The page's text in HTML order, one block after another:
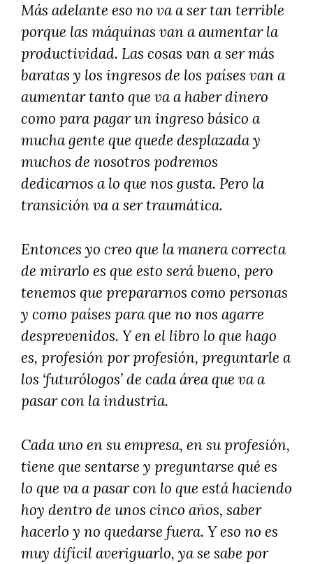
Más adelante eso no va a ser tan terrible
porque las máquinas van a aumentar la
productividad. Las cosas van a ser más
baratas y los ingresos de los países van a
aumentar tanto que va a haber dinero
como para pagar un ingreso básico a
mucha gente que quede desplazada y
muchos de nosotros podremos
dedicarnos a lo que nos gusta. Pero la
transición va a ser traumática.
Entonces yo creo que la manera correcta
de mirarlo es que esto será bueno, pero
tenemos que prepararnos como personas
y como países para que no nos agarre
desprevenidos. Y en el libro lo que hago
es, profesión por profesión, preguntarle a
los ‘futurólogos’ de cada área que va a
pasar con la industria.
Cada uno en su empresa, en su profesión,
tiene que sentarse y preguntarse qué es
lo que va a pasar con lo que está haciendo
hoy dentro de unos cinco años, saber
hacerlo y no quedarse fuera. Y eso no es
muy difícil averiguarlo, ya se sabe por